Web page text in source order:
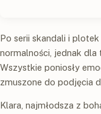
Po serii skandali i
normalności, jednak dla
Wszystkie poniosły
zmuszone do podjęcia
Klara, najmłodsza z